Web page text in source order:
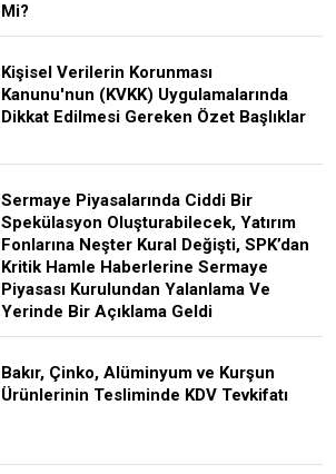
Mi?
Kişisel Verilerin Korunması
Kanunu'nun (KVKK) Uygulamalarında
Dikkat Edilmesi Gereken Özet Başlıklar
Sermaye Piyasalarında Ciddi Bir
Spekülasyon Oluşturabilecek, Yatırım
Fonlarına Neşter Kural Değişti, SPK’dan
Kritik Hamle Haberlerine Sermaye
Piyasası Kurulundan Yalanlama Ve
Yerinde Bir Açıklama Geldi
Bakır, Çinko, Alüminyum ve Kurşun
Ürünlerinin Tesliminde KDV Tevkifatı